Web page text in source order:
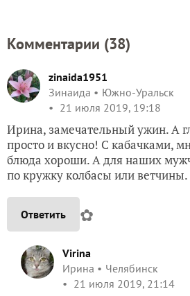
Комментарии (38)
zinaida1951
Зинаида
Южно-Уральск
21 июля 2019, 19:18
Ирина, замечательный ужин. А
просто и вкусно! С кабачками,
блюда хороши. А для наших
по кружку колбасы или ветчины.
Ответить ✿
Virina
Ирина
Челябинск
21 июля 2019, 21:14